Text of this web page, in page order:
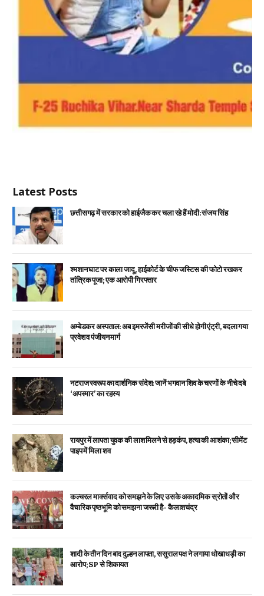
Latest Posts
छत्तीसगढ़ में सरकार को हाईजैक कर चला रहे हैं मोदी: संजय सिंह
श्मशान घाट पर काला जादू, हाईकोर्ट के चीफ जस्टिस की फोटो रखकर
तांत्रिक पूजा; एक आरोपी गिरफ्तार
अम्बेडकर अस्पताल: अब इमरजेंसी मरीजों की सीधे होगी एंट्री, बदला गया
प्रवेश व पंजीयन मार्ग
नटराज स्वरूप का दार्शनिक संदेश: जानें भगवान शिव के चरणों के नीचे दबे
‘अपस्मार’ का रहस्य
रायपुर में लापता युवक की लाश मिलने से हड़कंप, हत्या की आशंका; सीमेंट
पाइप में मिला शव
कल्चरल मार्क्सवाद को समझने के लिए उसके अकादमिक स्रोतों और
वैचारिक पृष्ठभूमि को समझना जरूरी है- कैलाशचंद्र
शादी के तीन दिन बाद दुल्हन लापता, ससुराल पक्ष ने लगाया धोखाधड़ी का
आरोप; SP से शिकायत